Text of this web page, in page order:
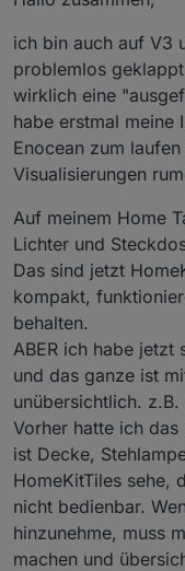
das kann doch
Ich habe Javis
am laufen!
ich bin auch auf V3
problemlos
wirklich eine
habe erstmal meine
Enocean zum
Visualisierungen
Auf meinem Home
Lichter und
Das sind jetzt
kompakt,
behalten.
ABER ich habe
und das ganze ist
unübersichtlich.
Vorher hatte ich
ist Decke,
HomeKitTiles sehe,
nicht bedienbar.
hinzunehme, muss
machen und